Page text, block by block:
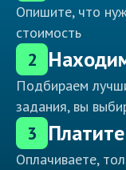
Опишите, что
стоимость
2
Подбираем
задания, вы
3
Оплачиваете,